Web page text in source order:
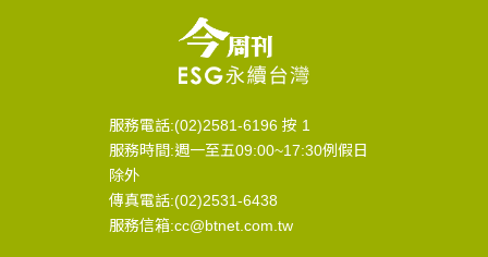
服務電話:(02)2581-6196 按 1
服務時間:週一至五09:00~17:30例假日
除外
傳真電話:(02)2531-6438
服務信箱:cc@btnet.com.tw